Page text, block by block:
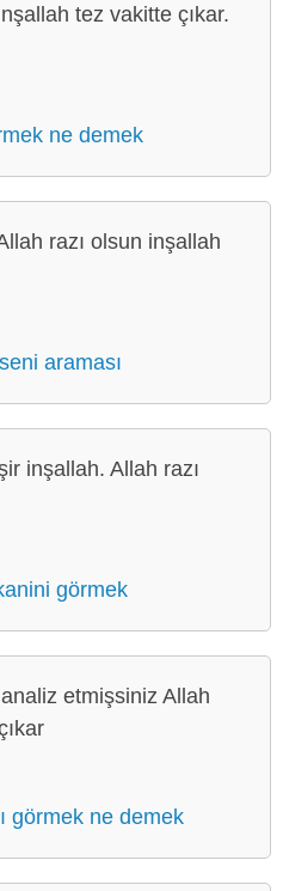
tez vakitte çıkar.
ne demek
razı olsun inşallah
araması
inşallah. Allah razı
görmek
etmişsiniz Allah
görmek ne demek